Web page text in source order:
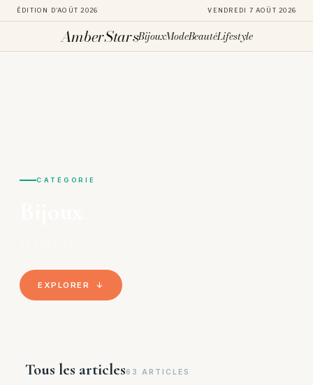
ÉDITION D'AOÛT 2026 VENDREDI 7 AOÛT 2026
AmberStarsBijouxModeBeautéLifestyle
CATÉGORIE
EXPLORER ↓
Tous les articles63 ARTICLES